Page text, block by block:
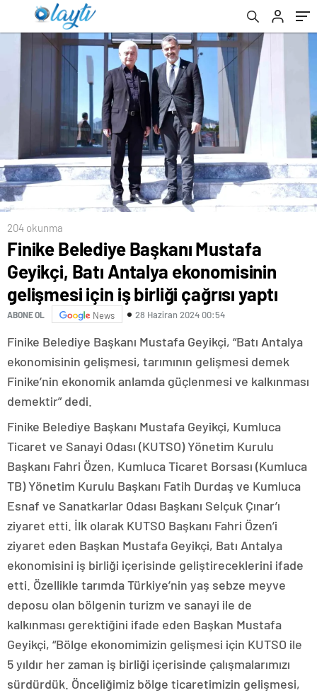
birliği çağrısı yaptı
204 okunma
Finike Belediye Başkanı Mustafa
Geyikçi, Batı Antalya ekonomisinin
gelişmesi için iş birliği çağrısı yaptı
ABONE OL News 28 Haziran 2024 00:54
Finike Belediye Başkanı Mustafa Geyikçi, “Batı Antalya
ekonomisinin gelişmesi, tarımının gelişmesi demek
Finike’nin ekonomik anlamda güçlenmesi ve kalkınması
demektir” dedi.
Finike Belediye Başkanı Mustafa Geyikçi, Kumluca
Ticaret ve Sanayi Odası (KUTSO) Yönetim Kurulu
Başkanı Fahri Özen, Kumluca Ticaret Borsası (Kumluca
TB) Yönetim Kurulu Başkanı Fatih Durdaş ve Kumluca
Esnaf ve Sanatkarlar Odası Başkanı Selçuk Çınar’ı
ziyaret etti. İlk olarak KUTSO Başkanı Fahri Özen’i
ziyaret eden Başkan Mustafa Geyikçi, Batı Antalya
ekonomisini iş birliği içerisinde geliştireceklerini ifade
etti. Özellikle tarımda Türkiye’nin yaş sebze meyve
deposu olan bölgenin turizm ve sanayi ile de
kalkınması gerektiğini ifade eden Başkan Mustafa
Geyikçi, “Bölge ekonomimizin gelişmesi için KUTSO ile
5 yıldır her zaman iş birliği içerisinde çalışmalarımızı
sürdürdük. Önceliğimiz bölge ticaretimizin gelişmesi,